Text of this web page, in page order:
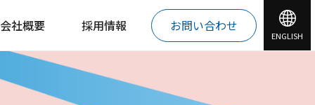
会社概要 採用情報 お問い合わせ
ENGLISH